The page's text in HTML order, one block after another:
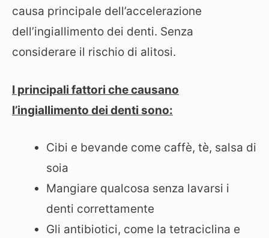
causa principale dell’accelerazione
dell’ingiallimento dei denti. Senza
considerare il rischio di alitosi.
I principali fattori che causano
l’ingiallimento dei denti sono:
Cibi e bevande come caffè, tè, salsa di
soia
Mangiare qualcosa senza lavarsi i
denti correttamente
Gli antibiotici, come la tetraciclina e